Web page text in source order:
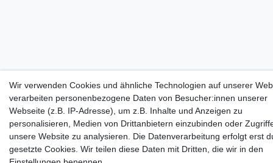
Wir verwenden Cookies und ähnliche Technologien auf unserer
verarbeiten personenbezogene Daten von Besucher:innen unserer
Webseite (z.B. IP-Adresse), um z.B. Inhalte und Anzeigen zu
personalisieren, Medien von Drittanbietern einzubinden oder
unsere Website zu analysieren. Die Datenverarbeitung erfolgt erst
gesetzte Cookies. Wir teilen diese Daten mit Dritten, die wir in den